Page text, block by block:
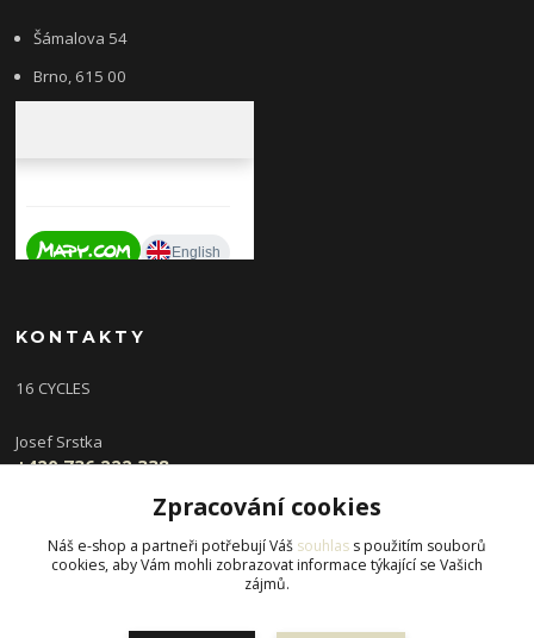
Šámalova 54
Brno, 615 00
KONTAKTY
16 CYCLES
Josef Srstka
+420 736 222 338
info@16cycles.cz
Zpracování cookies
Náš e-shop a partneři potřebují Váš souhlas s použitím souborů
cookies, aby Vám mohli zobrazovat informace týkající se Vašich
zájmů.